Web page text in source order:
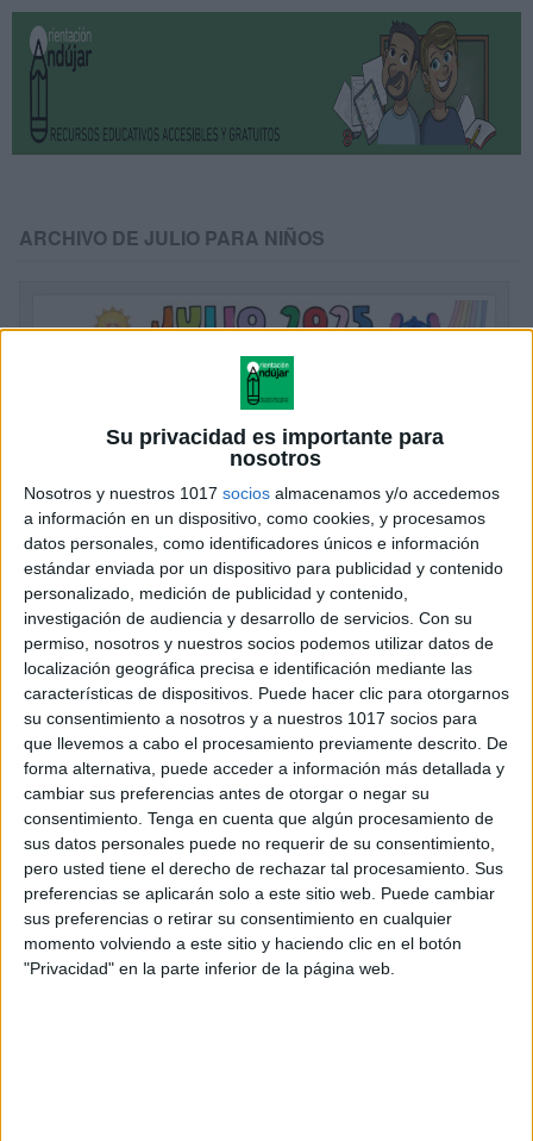
Su privacidad es importante para
nosotros
Nosotros y nuestros 1017 socios almacenamos y/o accedemos
a información en un dispositivo, como cookies, y procesamos
datos personales, como identificadores únicos e información
estándar enviada por un dispositivo para publicidad y contenido
personalizado, medición de publicidad y contenido,
investigación de audiencia y desarrollo de servicios. Con su
permiso, nosotros y nuestros socios podemos utilizar datos de
localización geográfica precisa e identificación mediante las
características de dispositivos. Puede hacer clic para otorgarnos
su consentimiento a nosotros y a nuestros 1017 socios para
que llevemos a cabo el procesamiento previamente descrito. De
forma alternativa, puede acceder a información más detallada y
cambiar sus preferencias antes de otorgar o negar su
consentimiento. Tenga en cuenta que algún procesamiento de
sus datos personales puede no requerir de su consentimiento,
pero usted tiene el derecho de rechazar tal procesamiento. Sus
preferencias se aplicarán solo a este sitio web. Puede cambiar
sus preferencias o retirar su consentimiento en cualquier
momento volviendo a este sitio y haciendo clic en el botón
"Privacidad" en la parte inferior de la página web.
ARCHIVO DE JULIO PARA NIÑOS
Calendario julio 2025 DE ACTIVIDADES
DIVERTIDAS EN FAMILIA
Publicado el 25 junio, 2025
Hoy os traemos un material ideal para disfrutar en
verano: un calendario de actividades divertidas para
compartir en familia durante todo el mes de julio 2025.
Este recurso busca promover […]
SEGUIR LEYENDO